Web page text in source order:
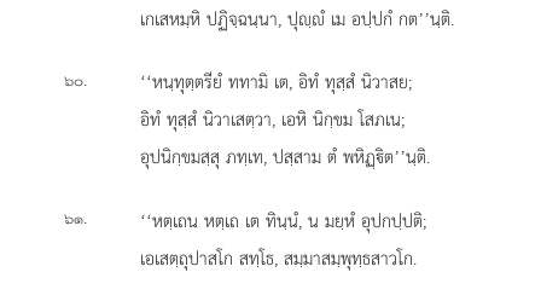
เกเสหมฺหิ ปฏิจฺฉนฺนา, ปุฺํ เม อปฺปกํ กต’’นฺติ.
๖๐.
‘‘หนฺทุตฺตรียํ ททามิ เต, อิทํ ทุสฺสํ นิวาสย;
อิทํ ทุสฺสํ นิวาเสตฺวา, เอหิ นิกฺขม โสภเน;
อุปนิกฺขมสฺสุ ภทฺเท, ปสฺสาม ตํ พหิฏฺิต’’นฺติ.
๖๑.
‘‘หตฺเถน หตฺเถ เต ทินฺนํ, น มยฺหํ อุปกปฺปติ;
เอเสตฺถุปาสโก สทฺโธ, สมฺมาสมฺพุทฺธสาวโก.